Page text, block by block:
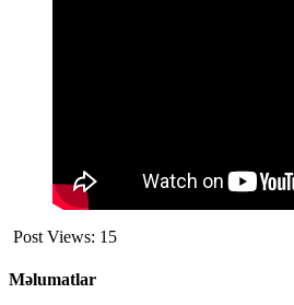
Post Views: 15
Məlumatlar